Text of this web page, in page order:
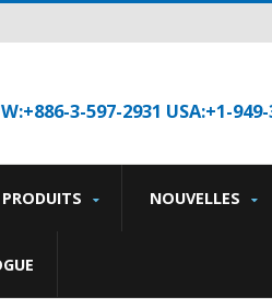
3-597-2931 USA:+1-
PRODUITS NOUVELLES